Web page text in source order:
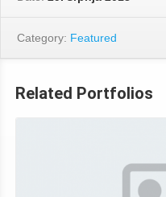
Category: Featured
Related Portfolios